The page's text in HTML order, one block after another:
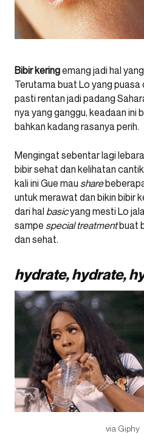
Bibir keringemang jadi hal yang
Terutama buat Lo yang puasa
pasti rentan jadi padang
nya yang ganggu, keadaan ini
bahkan kadang rasanya perih.
Mengingat sebentar lagi
bibir sehat dan kelihatan
kali ini Gue mau share
untuk merawat dan bikin bibir
dari hal basicyang mesti Lo
sampe special treatmentbuat
dan sehat.
hydrate, hydrate,
via Giphy